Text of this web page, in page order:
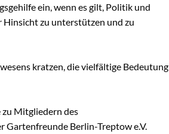
ein, wenn es gilt, Politik und
zu unterstützen und zu
kratzen, die vielfältige Bedeutung
Mitgliedern des
Gartenfreunde Berlin-Treptow e.V.